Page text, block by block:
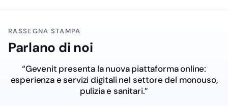
RASSEGNA STAMPA
Parlano di noi
“Gevenit presenta la nuova piattaforma online:
esperienza e servizi digitali nel settore del monouso,
pulizia e sanitari.”